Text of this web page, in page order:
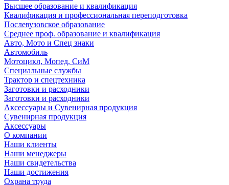
Высшее образование и квалификация
Квалификация и профессиональная переподготовка
Послевузовское образование
Среднее проф. образование и квалификация
Авто, Мото и Спец знаки
Автомобиль
Мотоцикл, Мопед, СиМ
Специальные службы
Трактор и спецтехника
Заготовки и расходники
Заготовки и расходники
Аксессуары и Сувенирная продукция
Сувенирная продукция
Аксессуары
О компании
Наши клиенты
Наши менеджеры
Наши свидетельства
Наши достижения
Охрана труда